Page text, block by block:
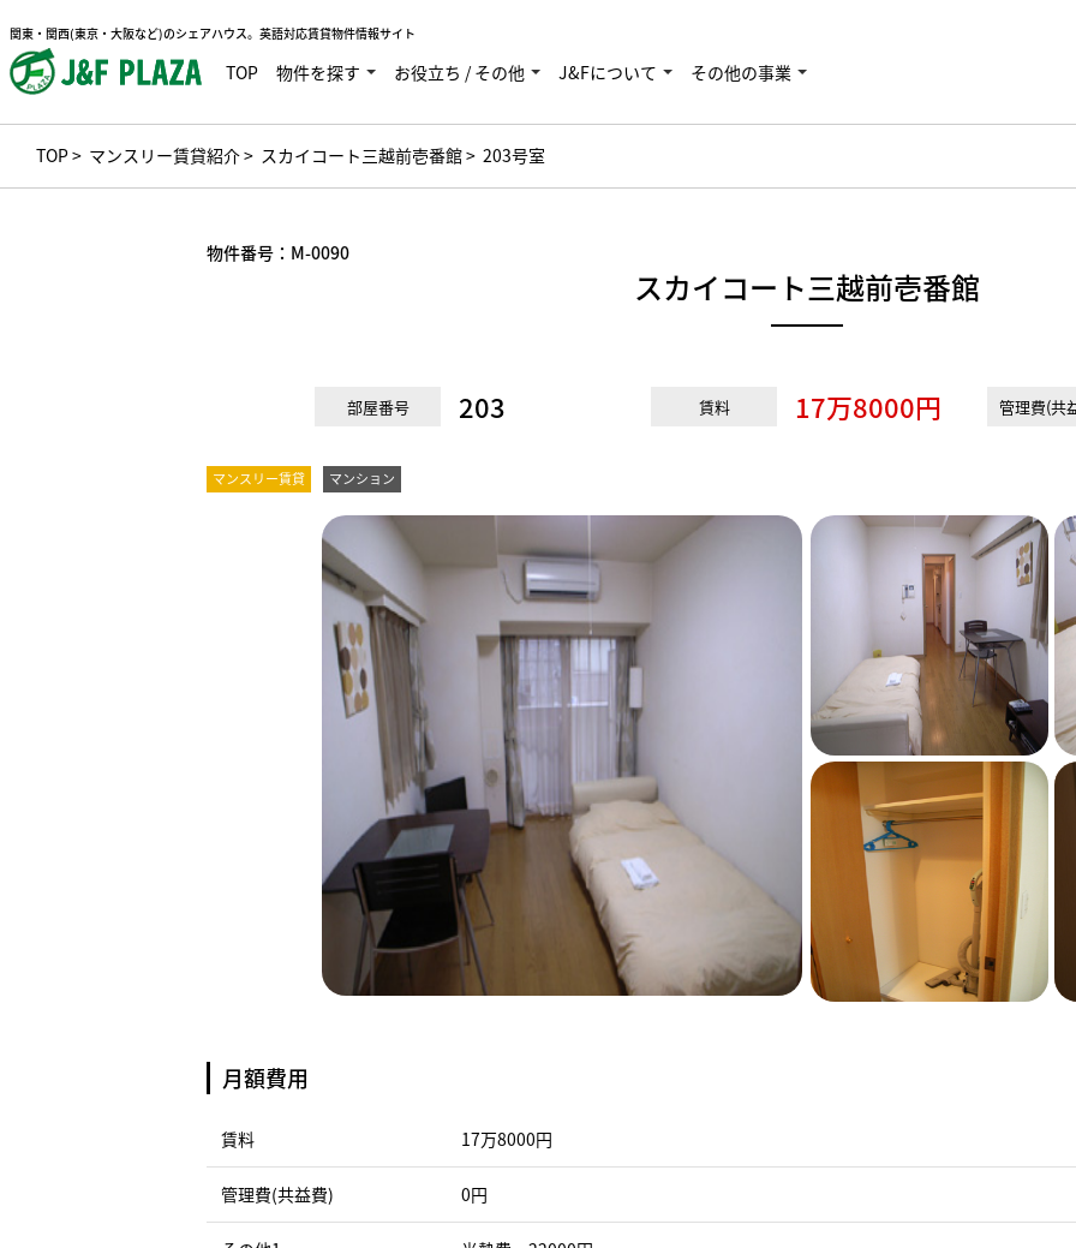
関東・関西(東京・大阪など)のシェアハウス。英語対応賃貸物件情報サイト
TOP 物件を探す お役立ち / その他 J&Fについて その他の事業
TOP> マンスリー賃貸紹介> スカイコート三越前壱番館> 203号室
物件番号： M-0090
スカイコート三越前壱番館
部屋番号 203 賃料 17万8000円 管理費(共
マンスリー賃貸 マンション
月額費用
賃料 17万8000円
管理費(共益費) 0円